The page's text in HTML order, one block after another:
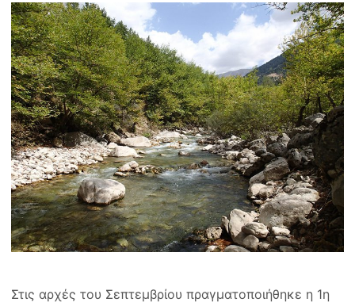
Στις αρχές του Σεπτεμβρίου πραγματοποιήθηκε η 1η